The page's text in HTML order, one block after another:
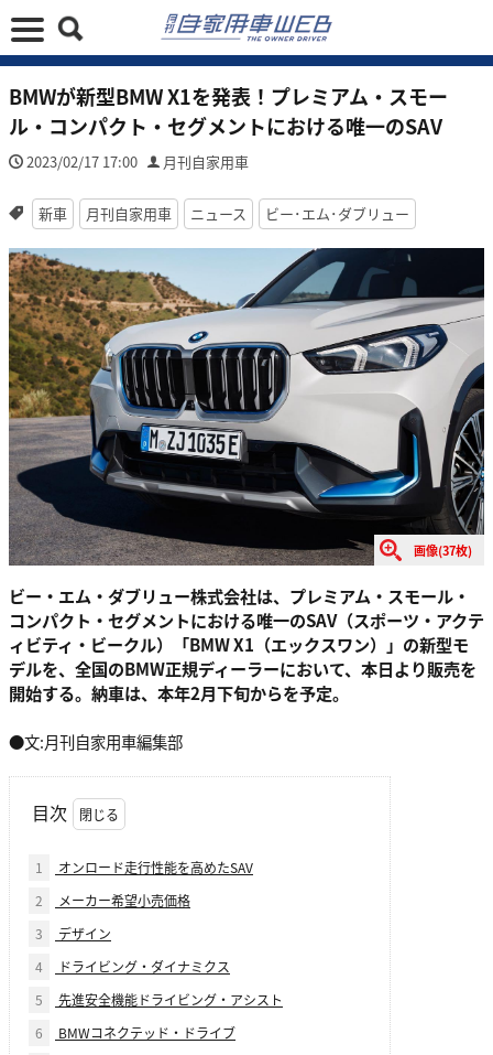
BMWが新型BMW X1を発表！プレミアム・スモー
ル・コンパクト・セグメントにおける唯一のSAV
2023/02/17 17:00 月刊自家用車
新車 月刊自家用車 ニュース ビー･エム･ダブリュー
画像(37枚)
ビー・エム・ダブリュー株式会社は、プレミアム・スモール・
コンパクト・セグメントにおける唯一のSAV（スポーツ・アクテ
ィビティ・ビークル）「BMW X1（エックスワン）」の新型モ
デルを、全国のBMW正規ディーラーにおいて、本日より販売を
開始する。納車は、本年2月下旬からを予定。
●文:月刊自家用車編集部
目次
1
オンロード走行性能を高めたSAV
2
メーカー希望小売価格
3
デザイン
4
ドライビング・ダイナミクス
5
先進安全機能ドライビング・アシスト
6
BMWコネクテッド・ドライブ